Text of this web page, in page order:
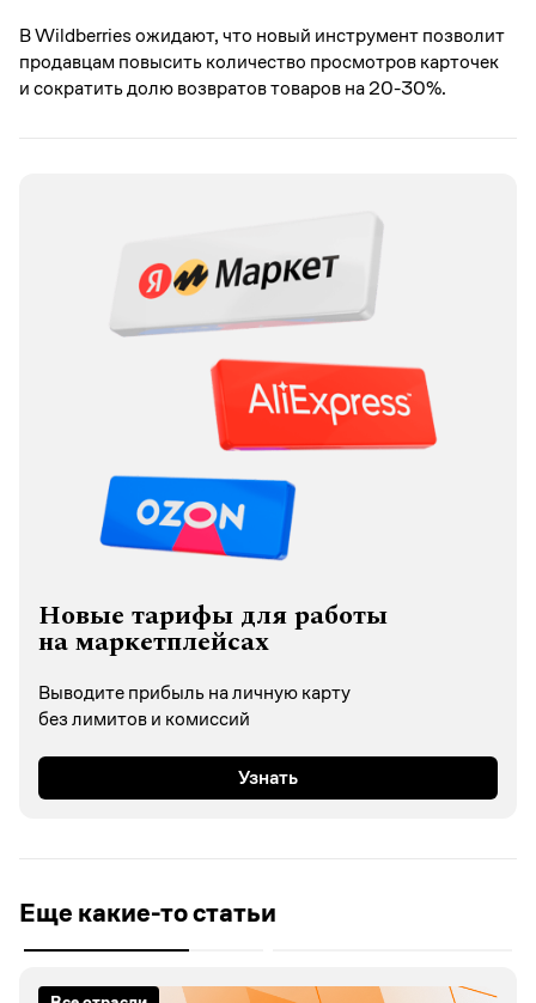
В Wildberries ожидают, что новый инструмент позволит
продавцам повысить количество просмотров карточек
и сократить долю возвратов товаров на 20-30%.
Новые тарифы для работы
на маркетплейсах
Выводите прибыль на личную карту
без лимитов и комиссий
Узнать
Еще какие-то статьи